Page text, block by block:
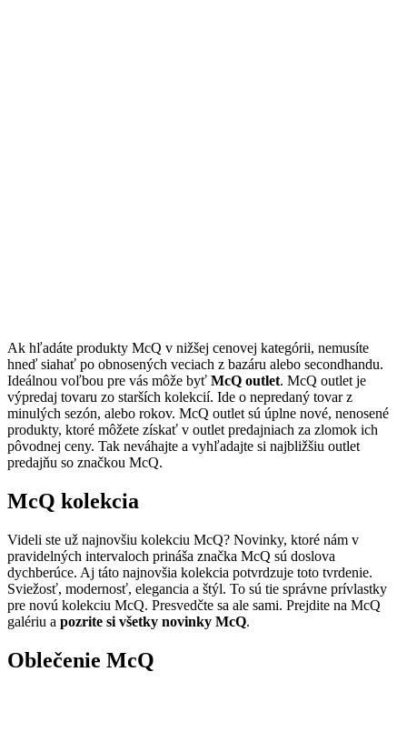
Ak hľadáte produkty McQ v nižšej cenovej kategórii, nemusíte
hneď siahať po obnosených veciach z bazáru alebo secondhandu.
Ideálnou voľbou pre vás môže byť McQ outlet. McQ outlet je
výpredaj tovaru zo starších kolekcií. Ide o nepredaný tovar z
minulých sezón, alebo rokov. McQ outlet sú úplne nové, nenosené
produkty, ktoré môžete získať v outlet predajniach za zlomok ich
pôvodnej ceny. Tak neváhajte a vyhľadajte si najbližšiu outlet
predajňu so značkou McQ.
McQ kolekcia
Videli ste už najnovšiu kolekciu McQ? Novinky, ktoré nám v
pravidelných intervaloch prináša značka McQ sú doslova
dychberúce. Aj táto najnovšia kolekcia potvrdzuje toto tvrdenie.
Sviežosť, modernosť, elegancia a štýl. To sú tie správne prívlastky
pre novú kolekciu McQ. Presvedčte sa ale sami. Prejdite na McQ
galériu a pozrite si všetky novinky McQ.
Oblečenie McQ